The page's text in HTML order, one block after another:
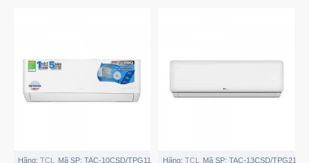
Hãng: TCL Mã SP: TAC-10CSD/TPG11 Hãng: TCL Mã SP: TAC-13CSD/TPG21